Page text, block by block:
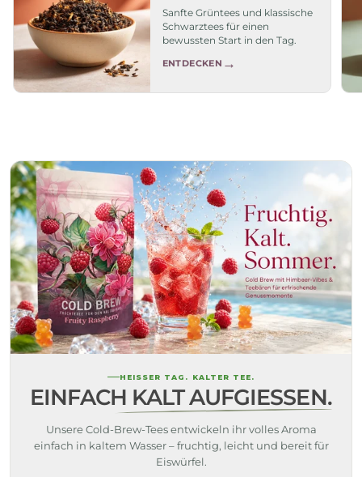
Sanfte Grüntees und klassische
Schwarztees für einen
bewussten Start in den Tag.
ENTDECKEN →
HEISSER TAG. KALTER TEE.
EINFACH KALT AUFGIESSEN.
Unsere Cold-Brew-Tees entwickeln ihr volles Aroma
einfach in kaltem Wasser – fruchtig, leicht und bereit für
Eiswürfel.